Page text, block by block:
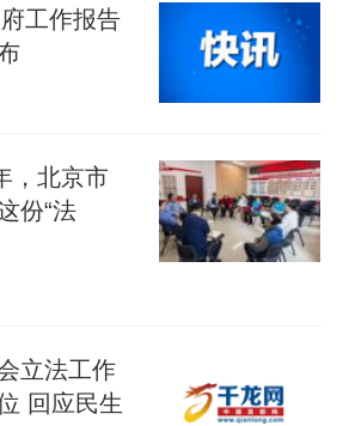
工作报告
，北京市
份“法
立法工作
回应民生